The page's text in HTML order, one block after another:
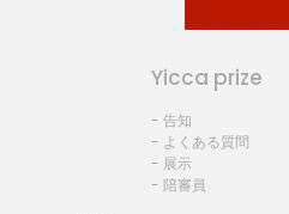
Yicca prize
- 告知
- よくある質問
- 展示
- 陪審員